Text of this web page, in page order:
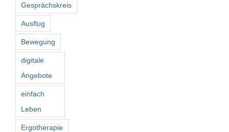
Gesprächskreis
Ausflug
Bewegung
digitale
Angebote
einfach
Leben
Ergotherapie